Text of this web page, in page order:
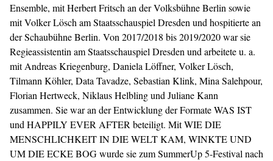
Ensemble, mit Herbert Fritsch an der Volksbühne Berlin sowie
mit Volker Lösch am Staatsschauspiel Dresden und hospitierte an
der Schaubühne Berlin. Von 2017/2018 bis 2019/2020 war sie
Regieassistentin am Staatsschauspiel Dresden und arbeitete u. a.
mit Andreas Kriegenburg, Daniela Löffner, Volker Lösch,
Tilmann Köhler, Data Tavadze, Sebastian Klink, Mina Salehpour,
Florian Hertweck, Niklaus Helbling und Juliane Kann
zusammen. Sie war an der Entwicklung der Formate WAS IST
und HAPPILY EVER AFTER beteiligt. Mit WIE DIE
MENSCHLICHKEIT IN DIE WELT KAM, WINKTE UND
UM DIE ECKE BOG wurde sie zum SummerUp 5-Festival nach